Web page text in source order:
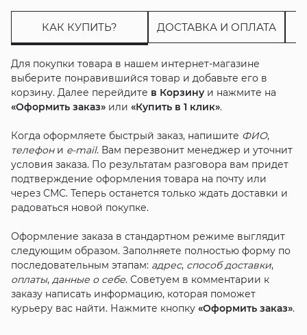
КАК КУПИТЬ? ДОСТАВКА И ОПЛАТА
Для покупки товара в нашем интернет-магазине
выберите понравившийся товар и добавьте его в
корзину. Далее перейдите в Корзинуи нажмите на
«Оформить заказ»или «Купить в 1 клик».
Когда оформляете быстрый заказ, напишите ФИО,
телефони e-mail. Вам перезвонит менеджер и уточнит
условия заказа. По результатам разговора вам придет
подтверждение оформления товара на почту или
через СМС. Теперь останется только ждать доставки и
радоваться новой покупке.
Оформление заказа в стандартном режиме выглядит
следующим образом. Заполняете полностью форму по
последовательным этапам: адрес, способ доставки,
оплаты, данные о себе. Советуем в комментарии к
заказу написать информацию, которая поможет
курьеру вас найти. Нажмите кнопку «Оформить заказ».